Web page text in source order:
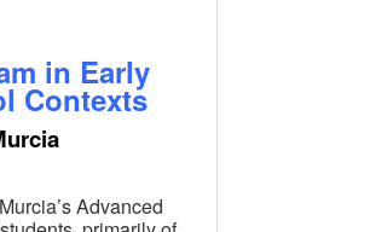
in Early
Contexts
Advanced